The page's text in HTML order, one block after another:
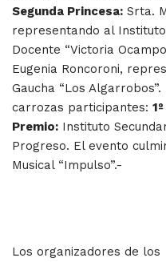
Segunda Princesa: Srta.
representando al
Docente “Victoria
Eugenia Roncoroni,
Gaucha “Los
carrozas participantes:
Premio: Instituto
Progreso. El evento
Musical “Impulso”.-
Los organizadores de los